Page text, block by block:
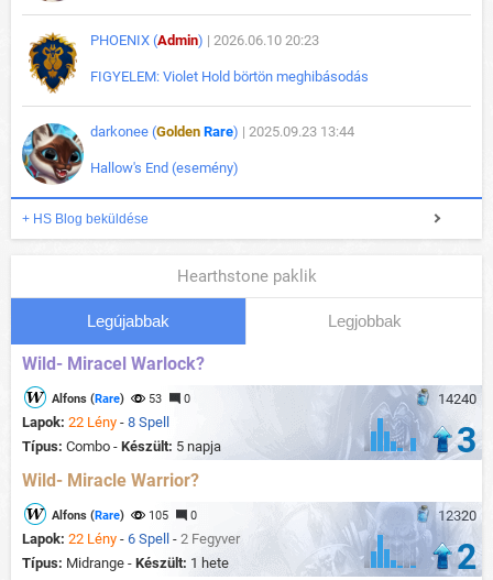
PHOENIX (Admin) | 2026.06.10 20:23
FIGYELEM: Violet Hold börtön meghibásodás
darkonee (Golden Rare) | 2025.09.23 13:44
Hallow's End (esemény)
+ HS Blog beküldése
Hearthstone paklik
Legújabbak Legjobbak
Wild- Miracel Warlock?
14240
Alfons (Rare) 53 0
Lapok: 22 Lény - 8 Spell
Típus: Combo - Készült: 5 napja 3
Wild- Miracle Warrior?
12320
Alfons (Rare) 105 0
Lapok: 22 Lény - 6 Spell - 2 Fegyver
Típus: Midrange - Készült: 1 hete 2